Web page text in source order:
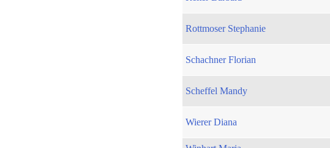
Rottmoser Stephanie
Schachner Florian
Scheffel Mandy
Wierer Diana